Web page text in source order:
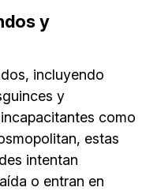
y
incluyendo
y
como
estas
intentan
o entran en